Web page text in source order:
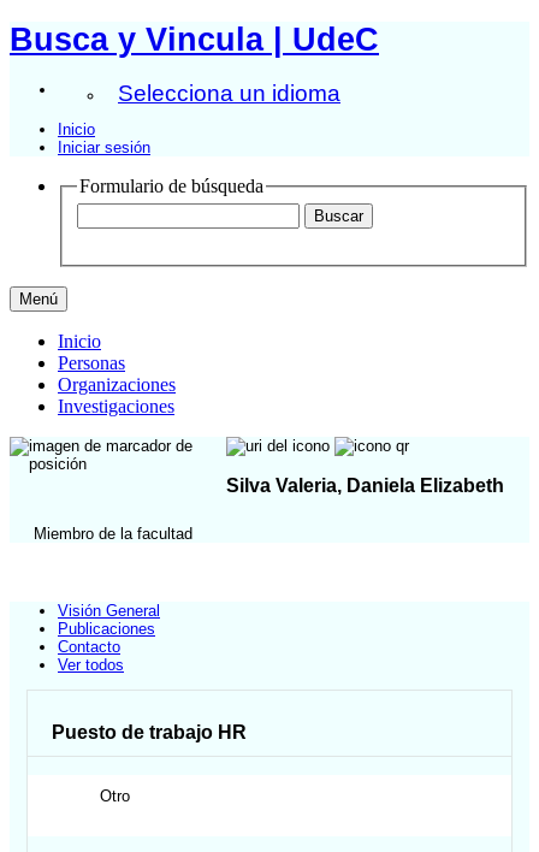
Busca y Vincula | UdeC
Selecciona un idioma
Inicio
Iniciar sesión
Formulario de búsqueda
Menú
Inicio
Personas
Organizaciones
Investigaciones
Silva Valeria, Daniela Elizabeth
Miembro de la facultad
Visión General
Publicaciones
Contacto
Ver todos
Puesto de trabajo HR
Otro